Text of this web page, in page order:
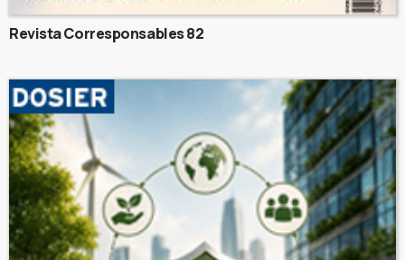
Revista Corresponsables 82